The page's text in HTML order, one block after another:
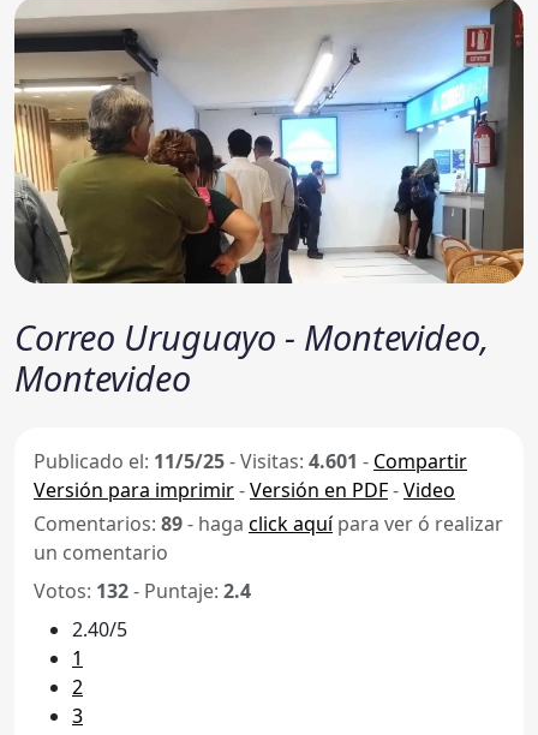
Correo Uruguayo - Montevideo,
Montevideo
Publicado el: 11/5/25-Visitas: 4.601 - Compartir
Versión para imprimir-Versión en PDF-Video
Comentarios: 89- haga click aquípara ver ó realizar
un comentario
Votos: 132- Puntaje: 2.4
2.40/5
1
2
3